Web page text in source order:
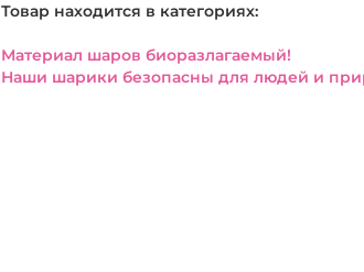
Товар находится в категориях:
Материал шаров биоразлагаемый!
Наши шарики безопасны для людей и